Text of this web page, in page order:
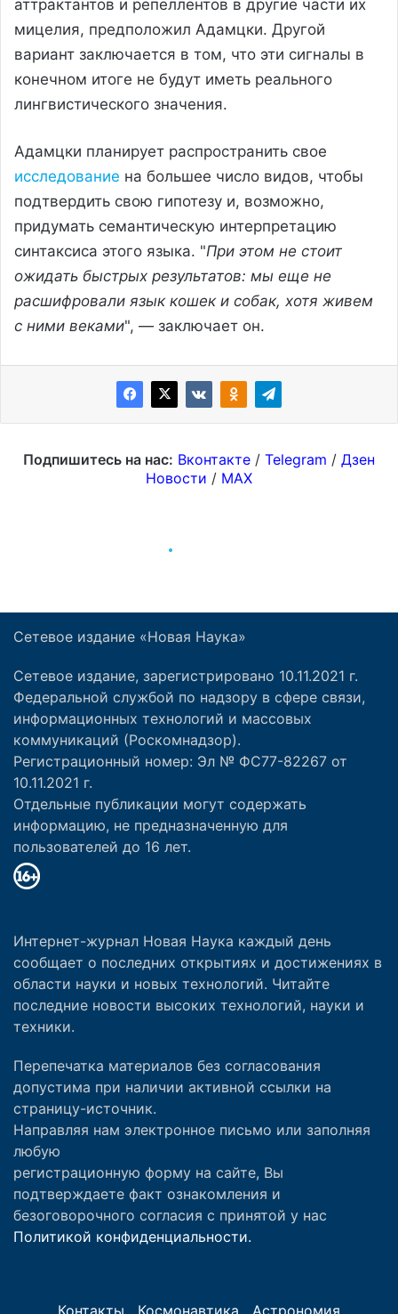
Сетевое издание «Новая Наука»
Сетевое издание, зарегистрировано 10.11.2021 г.
Федеральной службой по надзору в сфере связи,
информационных технологий и массовых
коммуникаций (Роскомнадзор).
Регистрационный номер: Эл № ФС77-82267 от
10.11.2021 г.
Отдельные публикации могут содержать
информацию, не предназначенную для
пользователей до 16 лет.
Интернет-журнал Новая Наука каждый день
сообщает о последних открытиях и достижениях в
области науки и новых технологий. Читайте
последние новости высоких технологий, науки и
техники.
Перепечатка материалов без согласования
допустима при наличии активной ссылки на
страницу-источник.
Направляя нам электронное письмо или заполняя
любую
регистрационную форму на сайте, Вы
подтверждаете факт ознакомления и
безоговорочного согласия с принятой у нас
Политикой конфиденциальности.
Контакты Космонавтика Астрономия